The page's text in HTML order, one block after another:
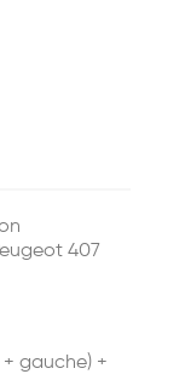
407
gauche) +